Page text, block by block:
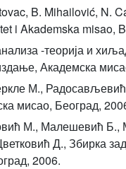
B. Mihailović, N.
i Akademska misao,
-теорија и
Академска
М.,
мисао, Београд,
М., Малешевић Б.,
Д., Збирка
2006.